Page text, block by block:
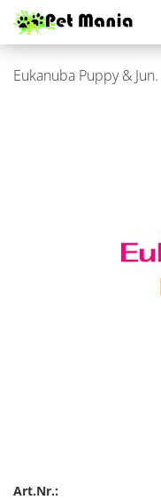
Eu­ka­nu­ba Puppy &
Art.Nr.: